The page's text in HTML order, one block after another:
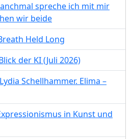
spreche ich mit mir
wir beide
Held Long
der KI (Juli 2026)
Schellhammer. Elima –
in Kunst und